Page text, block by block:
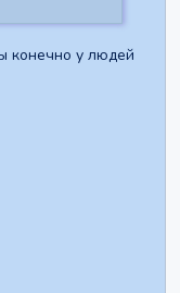
конечно у людей